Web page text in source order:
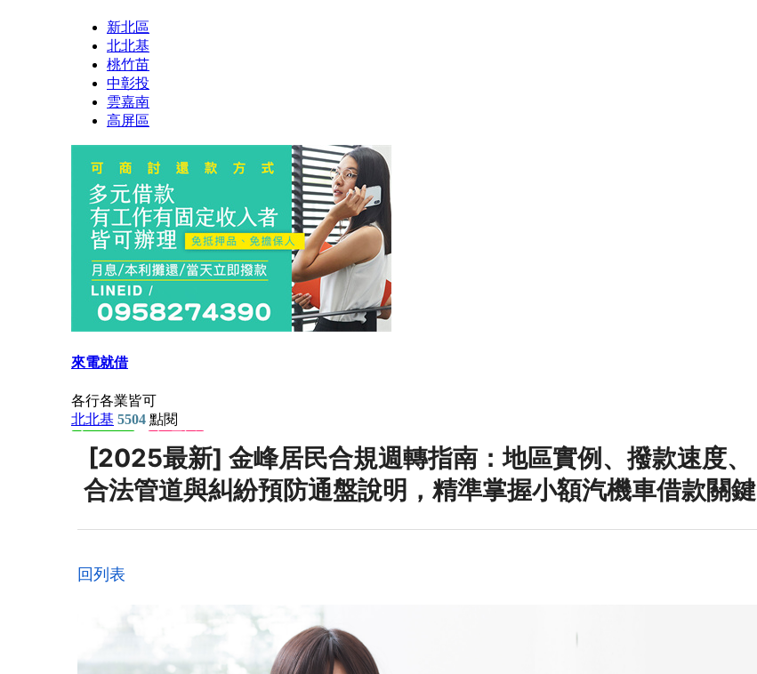
[2025最新] 金峰居民合規週轉指南：地區實例、撥款速度、
合法管道與糾紛預防通盤說明，精準掌握小額汽機車借款關鍵
回列表